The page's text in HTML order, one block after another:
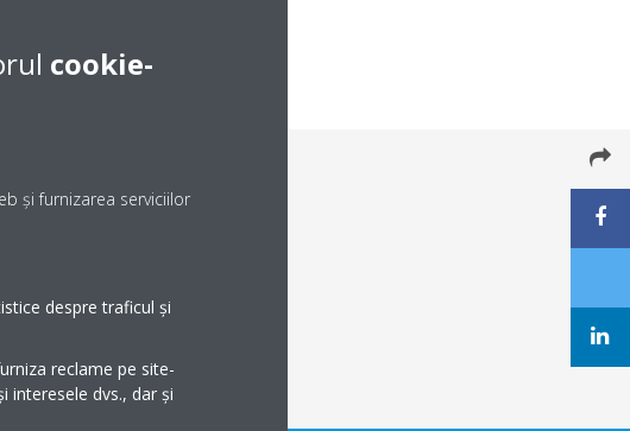
cookie-
și furnizarea serviciilor
despre traficul și
reclame pe site-
interesele dvs., dar și